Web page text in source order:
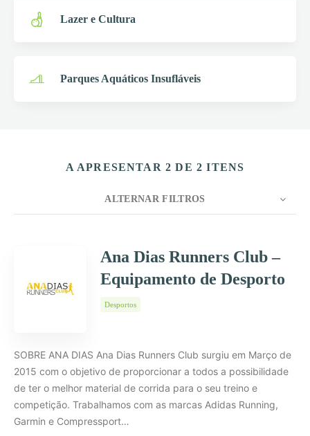
Lazer e Cultura
Parques Aquáticos Insufláveis
A APRESENTAR 2 DE 2 ITENS
ALTERNAR FILTROS
ORDEM
Ana Dias Runners Club –
Equipamento de Desporto
Desportos
SOBRE ANA DIAS Ana Dias Runners Club surgiu em Março de
2015 com o objetivo de proporcionar a todos a possibilidade
de ter o melhor material de corrida para o seu treino e
competição. Trabalhamos com as marcas Adidas Running,
Garmin e Compressport…